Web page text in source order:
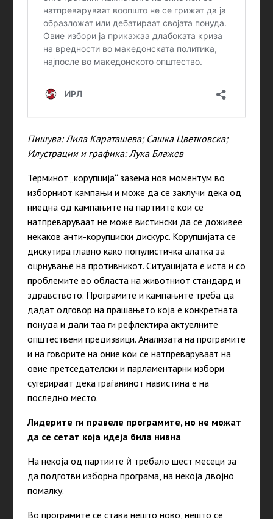
Пишува: Лила Караташева; Сашка Цветковска;
Илустрации и графика: Лука Блажев
Терминот „корупција“ зазема нов моментум во
изборниот кампањи и може да се заклучи дека од
ниедна од кампањите на партиите кои се
натпреваруваат не може вистински да се доживее
некаков анти-корупциски дискурс. Корупцијата се
дискутира главно како популистичка алатка за
оцрнување на противникот. Ситуацијата е иста и со
проблемите во областа на животниот стандард и
здравството. Програмите и кампањите треба да
дадат одговор на прашањето која е конкретната
понуда и дали таа ги рефлектира актуелните
општествени предизвици. Анализата на програмите
и на говорите на оние кои се натпреваруваат на
овие претседателски и парламентарни избори
сугерираат дека граѓанинот навистина е на
последно место.
Лидерите ги правеле програмите, но не можат
да се сетат која идеја била нивна
На некоја од партиите ѝ требало шест месеци за
да подготви изборна програма, на некоја двојно
помалку.
Во програмите се става нешто ново, нешто се